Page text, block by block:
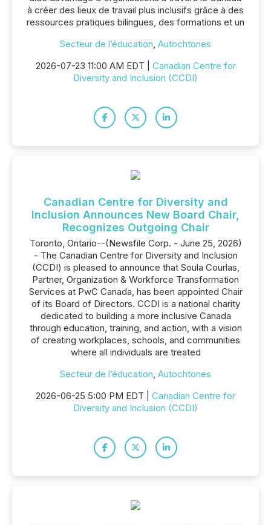
à créer des lieux de travail plus inclusifs grâce à des
ressources pratiques bilingues, des formations et un
Secteur de l’éducation, Autochtones
2026-07-23 11:00 AM EDT | Canadian Centre for
Diversity and Inclusion (CCDI)
Canadian Centre for Diversity and
Inclusion Announces New Board Chair,
Recognizes Outgoing Chair
Toronto, Ontario--(Newsfile Corp. - June 25, 2026)
- The Canadian Centre for Diversity and Inclusion
(CCDI) is pleased to announce that Soula Courlas,
Partner, Organization & Workforce Transformation
Services at PwC Canada, has been appointed Chair
of its Board of Directors. CCDI is a national charity
dedicated to building a more inclusive Canada
through education, training, and action, with a vision
of creating workplaces, schools, and communities
where all individuals are treated
Secteur de l’éducation, Autochtones
2026-06-25 5:00 PM EDT | Canadian Centre for
Diversity and Inclusion (CCDI)